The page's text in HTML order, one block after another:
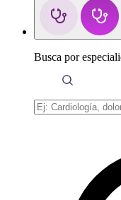
Busca por